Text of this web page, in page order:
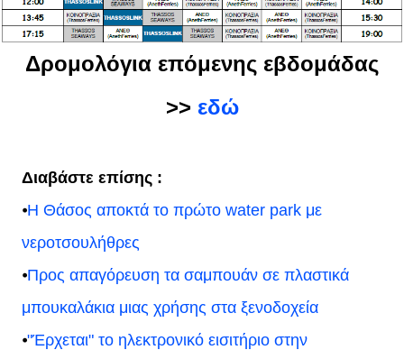
Δρομολόγια επόμενης εβδομάδας
>> εδώ
Διαβάστε επίσης :
⦁Η Θάσος αποκτά το πρώτο water park με
νεροτσουλήθρες
⦁Προς απαγόρευση τα σαμπουάν σε πλαστικά
μπουκαλάκια μιας χρήσης στα ξενοδοχεία
⦁"Έρχεται" το ηλεκτρονικό εισιτήριο στην